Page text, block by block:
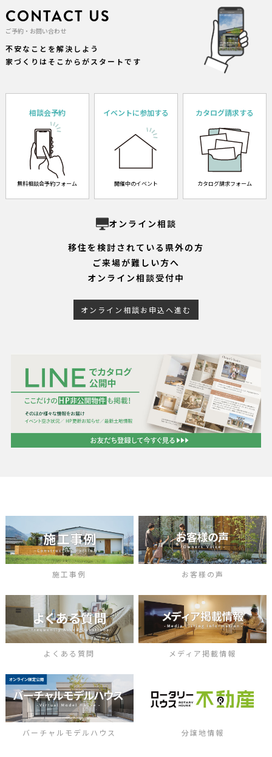
CONTACT US
ご予約・お問い合わせ
不安なことを解決しよう
家づくりはそこからがスタートです
相談会予約
無料相談会予約フォーム
イベントに参加する
開催中のイベント
カタログ請求する
カタログ請求フォーム
オンライン相談
移住を検討されている県外の方
ご来場が難しい方へ
オンライン相談受付中
オンライン相談お申込へ進む
施工事例 お客様の声
よくある質問 メディア掲載情報
バーチャルモデルハウス 分譲地情報